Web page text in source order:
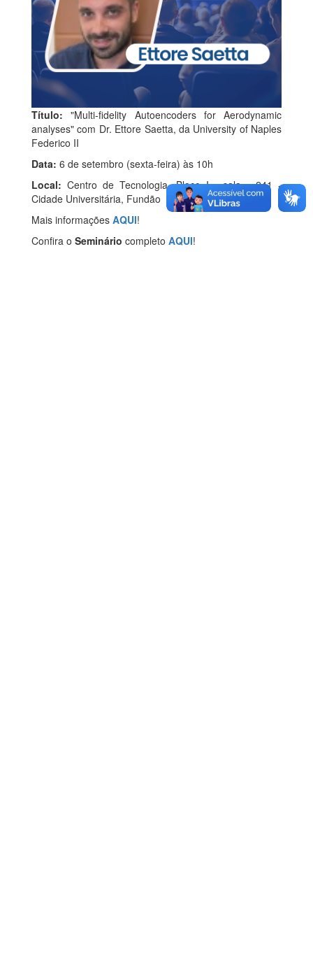
Título: "Multi-fidelity Autoencoders for Aerodynamic
analyses" com Dr. Ettore Saetta, da University of Naples
Federico II
Data: 6 de setembro (sexta-feira) às 10h
Local: Centro de Tecnologia, Bloco I - sala - 241 -
Cidade Universitária, Fundão
Mais informações AQUI!
Confira o Seminário completo AQUI!